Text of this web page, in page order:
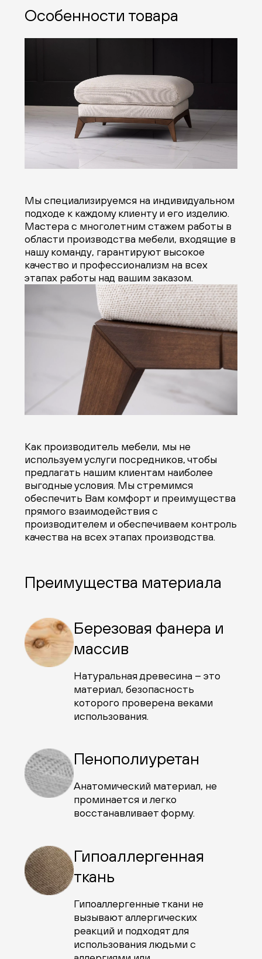
Особенности товара
Мы специализируемся на индивидуальном
подходе к каждому клиенту и его изделию.
Мастера с многолетним стажем работы в
области производства мебели, входящие в
нашу команду, гарантируют высокое
качество и профессионализм на всех
этапах работы над вашим заказом.
Как производитель мебели, мы не
используем услуги посредников, чтобы
предлагать нашим клиентам наиболее
выгодные условия. Мы стремимся
обеспечить Вам комфорт и преимущества
прямого взаимодействия с
производителем и обеспечиваем контроль
качества на всех этапах производства.
Преимущества материала
Березовая фанера и
массив
Натуральная древесина – это
материал, безопасность
которого проверена веками
использования.
Пенополиуретан
Анатомический материал, не
проминается и легко
восстанавливает форму.
Гипоаллергенная
ткань
Гипоаллергенные ткани не
вызывают аллергических
реакций и подходят для
использования людьми с